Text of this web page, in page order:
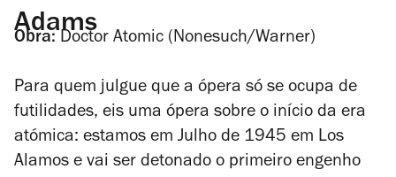
Adams
Obra: Doctor Atomic (Nonesuch/Warner)
Para quem julgue que a ópera só se ocupa de
futilidades, eis uma ópera sobre o início da era
atómica: estamos em Julho de 1945 em Los
Alamos e vai ser detonado o primeiro engenho